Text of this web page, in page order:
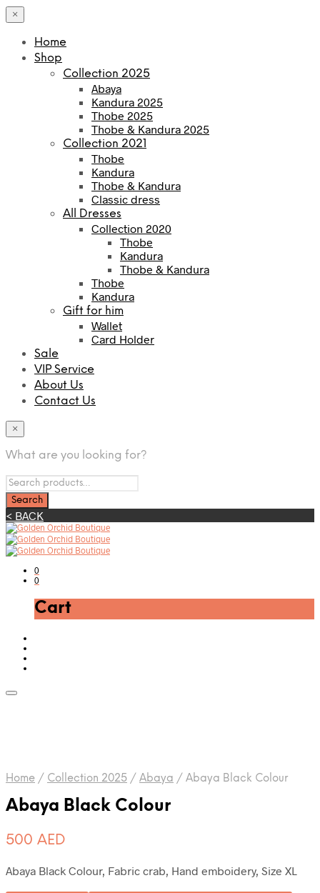
×
Home
Shop
Collection 2025
Abaya
Kandura 2025
Thobe 2025
Thobe & Kandura 2025
Collection 2021
Thobe
Kandura
Thobe & Kandura
Classic dress
All Dresses
Collection 2020
Thobe
Kandura
Thobe & Kandura
Thobe
Kandura
Gift for him
Wallet
Card Holder
Sale
VIP Service
About Us
Contact Us
×
What are you looking for?
< BACK
0
0
Cart
Home / Collection 2025 / Abaya / Abaya Black Colour
Abaya Black Colour
500 AED
Abaya Black Colour, Fabric crab, Hand emboidery, Size XL